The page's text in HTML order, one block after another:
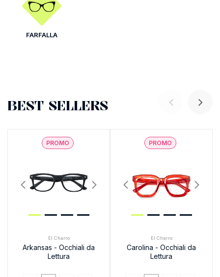
FARFALLA
BEST SELLERS
PROMO
El Charro
Arkansas - Occhiali da
Lettura
PROMO
El Charro
Carolina - Occhiali da
Lettura